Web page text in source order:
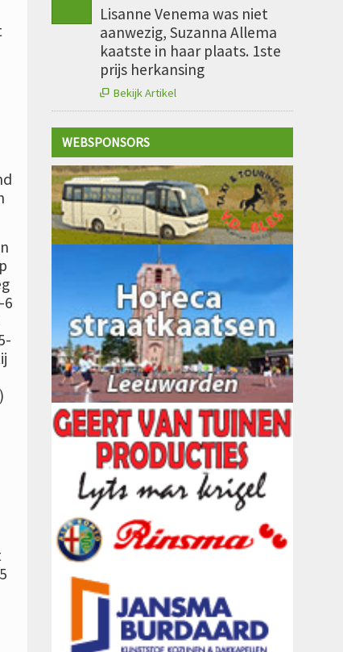
6
Lisanne Venema was niet
aanwezig, Suzanna Allema
kaatste in haar plaats. 1ste
prijs herkansing
 Bekijk Artikel
WEBSPONSORS